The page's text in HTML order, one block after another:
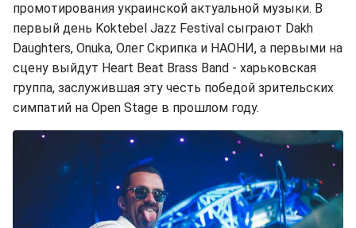
промотирования украинской актуальной музыки. В
первый день Koktebel Jazz Festival сыграют Dakh
Daughters, Onuka, Олег Скрипка и НАОНИ, а первыми на
сцену выйдут Heart Beat Brass Band - харьковская
группа, заслужившая эту честь победой зрительских
симпатий на Open Stage в прошлом году.